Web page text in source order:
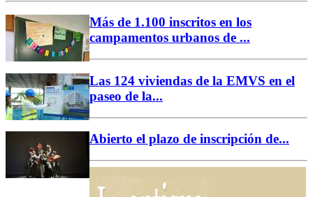
Más de 1.100 inscritos en los
campamentos urbanos de ...
Las 124 viviendas de la EMVS en el
paseo de la...
Abierto el plazo de inscripción de...